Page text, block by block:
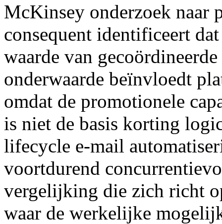
McKinsey onderzoek naar
consequent identificeert
waarde van
onderwaarde beïnvloedt
omdat de promotionele
is niet de basis korting
lifecycle e-mail
voortdurend
vergelijking die zich richt
waar de werkelijke